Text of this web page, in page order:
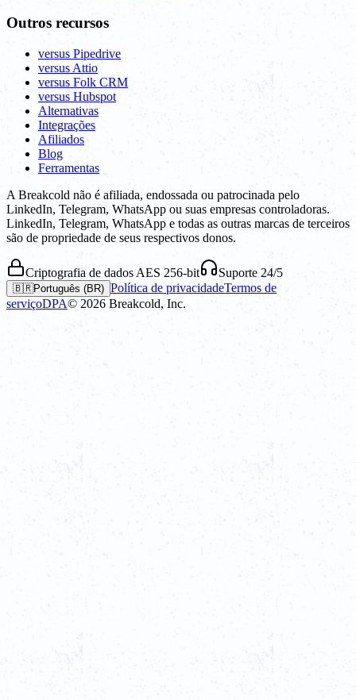
Outros recursos
versus Pipedrive
versus Attio
versus Folk CRM
versus Hubspot
Alternativas
Integrações
Afiliados
Blog
Ferramentas
A Breakcold não é afiliada, endossada ou patrocinada pelo
LinkedIn, Telegram, WhatsApp ou suas empresas controladoras.
LinkedIn, Telegram, WhatsApp e todas as outras marcas de terceiros
são de propriedade de seus respectivos donos.
Criptografia de dados AES 256-bit Suporte 24/5
🇧🇷Português (BR) Política de privacidadeTermos de
serviçoDPA© 2026 Breakcold, Inc.